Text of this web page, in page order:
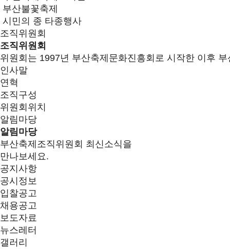
부산불꽃축제
시민의 종 타종행사
조직위원회
조직위원회
위원회는 1997년 부산축제문화진흥회로 시작한 이후
인사말
연혁
조직구성
위원회위치
알림마당
알림마당
부산축제조직위원회 최신소식을
만나보세요.
공지사항
공시정보
입찰공고
채용공고
보도자료
뉴스레터
갤러리